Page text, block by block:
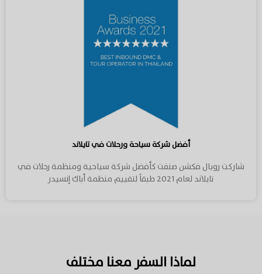
أفضل شركة سياحة ورحلات في تايلاند
شاركت رويال فكشن صنفت كأفضل شركة سياحية ومنظمة رحلات في
تايلاند لعام 2021 طبقاً لتقييم منظمة أباك إنسيدر
لماذا السفر معنا مختلف